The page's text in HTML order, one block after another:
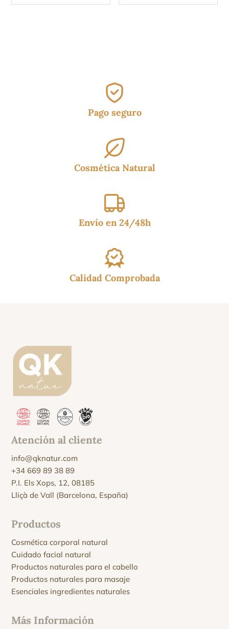
precio precio
precio precio
Pago seguro
Cosmética Natural
Envío en 24/48h
Calidad Comprobada
Atención al cliente
info@qknatur.com
+34 669 89 38 89
P.I. Els Xops, 12, 08185
Lliçà de Vall (Barcelona, España)
Productos
Cosmética corporal natural
Cuidado facial natural
Productos naturales para el cabello
Productos naturales para masaje
Esenciales ingredientes naturales
Más Información